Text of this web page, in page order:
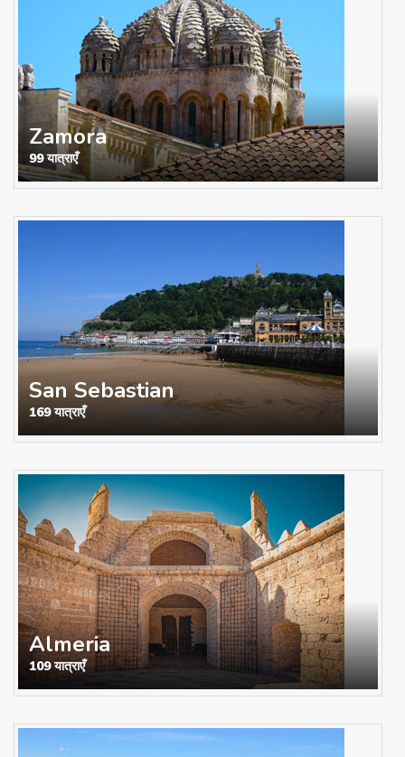
Zamora
99 यात्राएँ
San Sebastian
169 यात्राएँ
Almeria
109 यात्राएँ